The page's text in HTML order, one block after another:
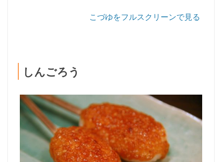
こづゆをフルスクリーンで見る
しんごろう